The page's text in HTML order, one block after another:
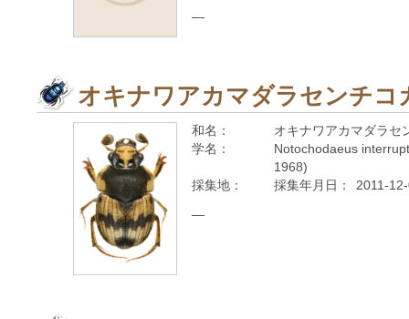
—
オキナワアカマダラセンチコ
和名：
オキナワアカマダラセ
学名：
Notochodaeus
1968)
採集地：
採集年月日： 2011-
—